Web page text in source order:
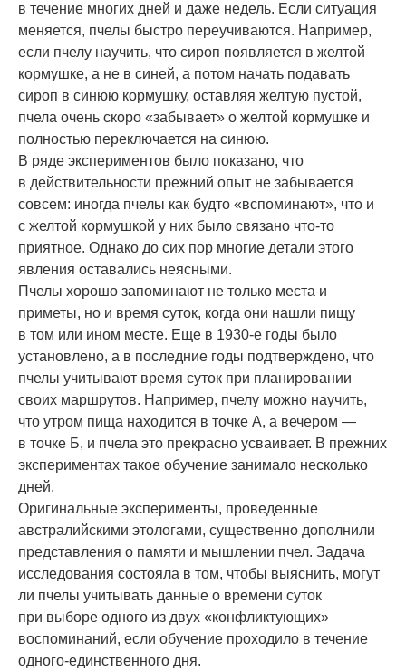
в течение многих дней и даже недель. Если ситуация
меняется, пчелы быстро переучиваются. Например,
если пчелу научить, что сироп появляется в желтой
кормушке, а не в синей, а потом начать подавать
сироп в синюю кормушку, оставляя желтую пустой,
пчела очень скоро «забывает» о желтой кормушке и
полностью переключается на синюю.
В ряде экспериментов было показано, что
в действительности прежний опыт не забывается
совсем: иногда пчелы как будто «вспоминают», что и
с желтой кормушкой у них было связано что-то
приятное. Однако до сих пор многие детали этого
явления оставались неясными.
Пчелы хорошо запоминают не только места и
приметы, но и время суток, когда они нашли пищу
в том или ином месте. Еще в 1930-е годы было
установлено, а в последние годы подтверждено, что
пчелы учитывают время суток при планировании
своих маршрутов. Например, пчелу можно научить,
что утром пища находится в точке А, а вечером —
в точке Б, и пчела это прекрасно усваивает. В прежних
экспериментах такое обучение занимало несколько
дней.
Оригинальные эксперименты, проведенные
австралийскими этологами, существенно дополнили
представления о памяти и мышлении пчел. Задача
исследования состояла в том, чтобы выяснить, могут
ли пчелы учитывать данные о времени суток
при выборе одного из двух «конфликтующих»
воспоминаний, если обучение проходило в течение
одного-единственного дня.